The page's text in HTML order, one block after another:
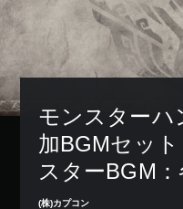
モンスターハ
加BGMセッ
スターBGM：
(株)カプコン